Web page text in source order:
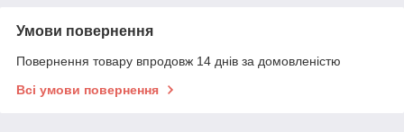
Умови повернення
Повернення товару впродовж 14 днів за домовленістю
Всі умови повернення